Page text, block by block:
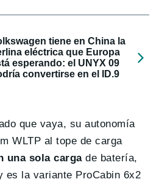
tiene en China la
eléctrica que Europa
esperando: el UNYX 09
convertirse en el ID.9
que vaya, su autonomía
WLTP al tope de carga
una sola cargade batería,
es la variante ProCabin 6x2